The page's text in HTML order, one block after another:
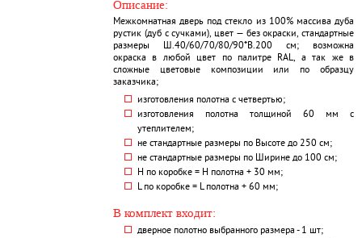
Описание:
Межкомнатная дверь под стекло из 100% массива дуба
рустик (дуб с сучками), цвет — без окраски, стандартные
размеры Ш.40/60/70/80/90*В.200 см; возможна
окраска в любой цвет по палитре RAL, а так же в
сложные цветовые композиции или по образцу
заказчика;
изготовления полотна с четвертью;
изготовления полотна толщиной 60 мм с
утеплителем;
не стандартные размеры по Высоте до 250 см;
не стандартные размеры по Ширине до 100 см;
H по коробке = Н полотна + 30 мм;
L по коробке = L полотна + 60 мм;
В комплект входит:
дверное полотно выбранного размера - 1 шт;